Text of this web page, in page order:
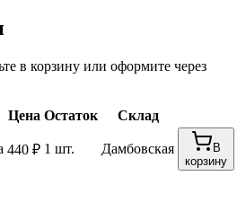
в корзину или оформите через
Цена Остаток
Склад
440 ₽ 1 шт. Дамбовская
В
корзину